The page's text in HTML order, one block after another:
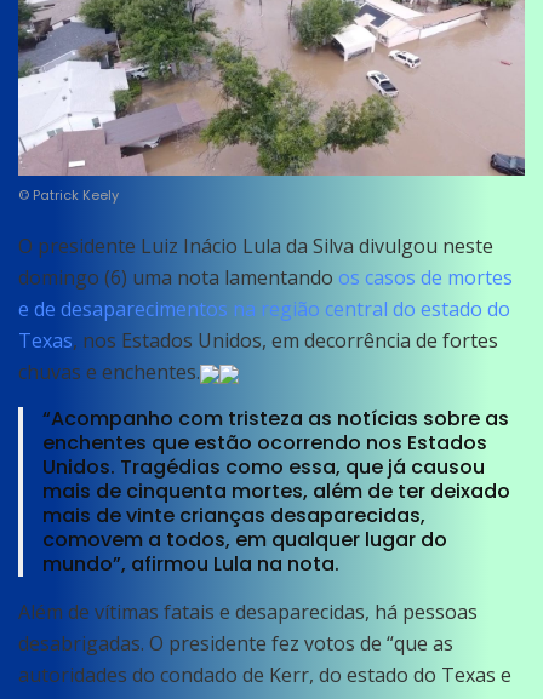
© Patrick Keely
O presidente Luiz Inácio Lula da Silva divulgou neste
domingo (6) uma nota lamentando os casos de mortes
e de desaparecimentos na região central do estado do
Texas, nos Estados Unidos, em decorrência de fortes
chuvas e enchentes.
“Acompanho com tristeza as notícias sobre as
enchentes que estão ocorrendo nos Estados
Unidos. Tragédias como essa, que já causou
mais de cinquenta mortes, além de ter deixado
mais de vinte crianças desaparecidas,
comovem a todos, em qualquer lugar do
mundo”, afirmou Lula na nota.
Além de vítimas fatais e desaparecidas, há pessoas
desabrigadas. O presidente fez votos de “que as
autoridades do condado de Kerr, do estado do Texas e